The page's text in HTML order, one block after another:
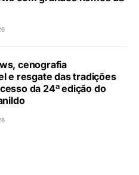
cenografia
e resgate das tradições
da 24ª edição do